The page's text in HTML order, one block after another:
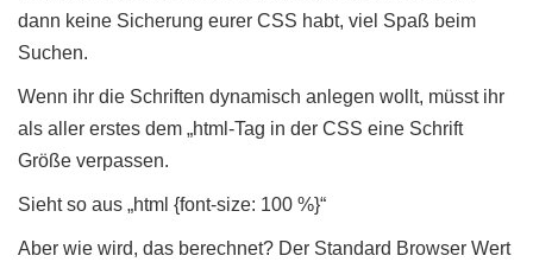
dann keine Sicherung eurer CSS habt, viel Spaß beim
Suchen.
Wenn ihr die Schriften dynamisch anlegen wollt, müsst ihr
als aller erstes dem „html-Tag in der CSS eine Schrift
Größe verpassen.
Sieht so aus „html {font-size: 100 %}“
Aber wie wird, das berechnet? Der Standard Browser Wert